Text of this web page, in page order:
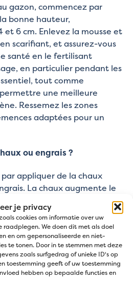
je privacy
cookies om informatie over uw
We doen dit met als doel
en om gepersonaliseerde en niet-
te tonen. Door in te stemmen met deze
zoals surfgedrag of unieke ID's op
toestemming geeft of uw toestemming
hebben op bepaalde functies en
gazon, commencez par
bonne hauteur,
6 cm. Enlevez la mousse et
scarifiant, et assurez-vous
santé en le fertilisant
en particulier pendant les
tout comme
une meilleure
Ressemez les zones
adaptées pour un
ou engrais ?
appliquer de la chaux
La chaux augmente le
Il est important
après l’application de la
engrais, afin que la chaux
correctement le sol et
agir de manière optimale.